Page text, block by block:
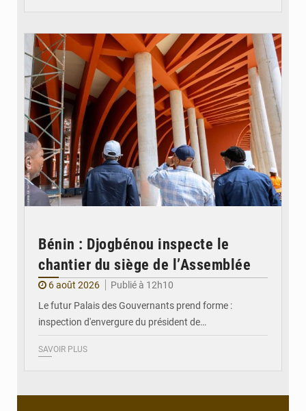
Bénin : Djogbénou inspecte le
chantier du siège de l’Assemblée
6 août 2026
Publié à 12h10
Le futur Palais des Gouvernants prend forme :
inspection d'envergure du président de…
SAVOIR PLUS